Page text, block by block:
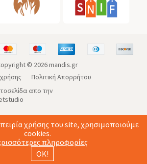
© 2026mandis.gr
Πολιτική Απορρήτου
απο την
χρήσης του site, χρησιμοποιούμε
cookies.
πληροφορίες
ΟΚ!